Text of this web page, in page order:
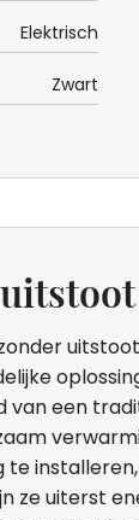
Elektrisch
Zwart
van een
te
ze uiterst